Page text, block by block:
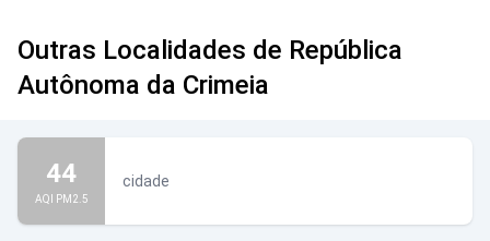
Outras Localidades de República
Autônoma da Crimeia
44
AQI PM2.5
cidade